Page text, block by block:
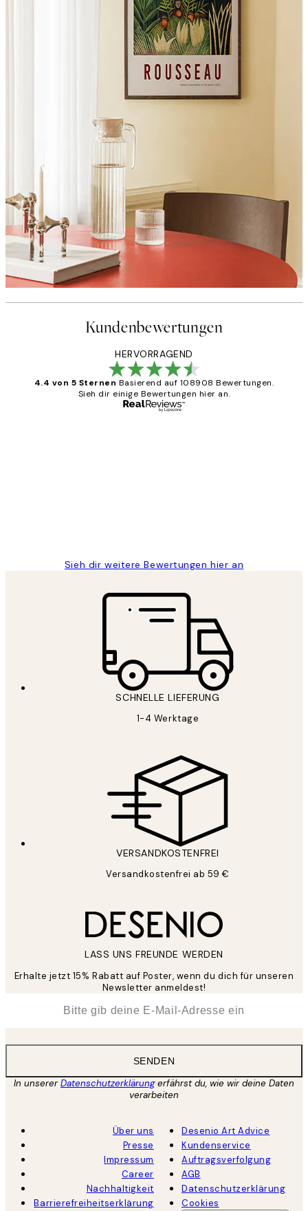
Kundenbewertungen
HERVORRAGEND
4.4 von 5 Sternen Basierend auf 108908 Bewertungen.
Sieh dir einige Bewertungen hier an.
Sieh dir weitere Bewertungen hier an
SCHNELLE LIEFERUNG
1-4 Werktage
VERSANDKOSTENFREI
Versandkostenfrei ab 59 €
LASS UNS FREUNDE WERDEN
Erhalte jetzt 15% Rabatt auf Poster, wenn du dich für unseren
Newsletter anmeldest!
SENDEN
In unsererDatenschutzerklärungerfährst du, wie wir deine Daten
verarbeiten
Über uns
Presse
Impressum
Career
Nachhaltigkeit
Barrierefreiheitserklärung
Desenio Art Advice
Kundenservice
Auftragsverfolgung
AGB
Datenschutzerklärung
Cookies